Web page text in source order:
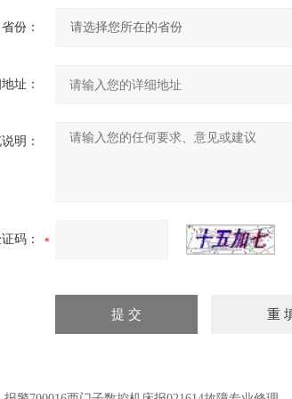
省份：
址：
明：
码：